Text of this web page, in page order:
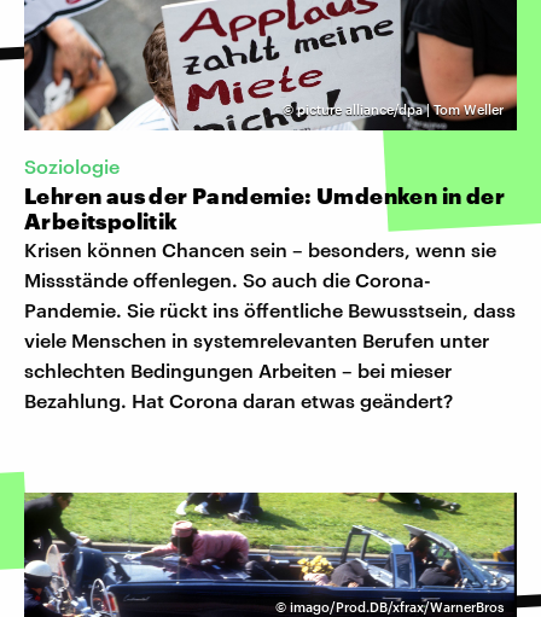
©picture alliance/dpa | Tom Weller
Soziologie
Lehren aus der Pandemie: Umdenken in der
Arbeitspolitik
Krisen können Chancen sein – besonders, wenn sie
Missstände offenlegen. So auch die Corona-
Pandemie. Sie rückt ins öffentliche Bewusstsein, dass
viele Menschen in systemrelevanten Berufen unter
schlechten Bedingungen Arbeiten – bei mieser
Bezahlung. Hat Corona daran etwas geändert?
© imago/Prod.DB/xfrax/WarnerBros